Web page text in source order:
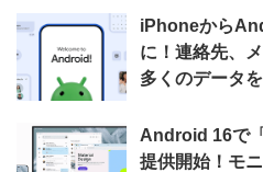
iPhoneから
に！連絡先、
多くのデータ
Android 16で
提供開始！モ